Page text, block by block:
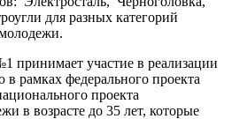
для разных категорий
принимает участие в реализации
рамках федерального проекта
проекта
в возрасте до 35 лет, которые